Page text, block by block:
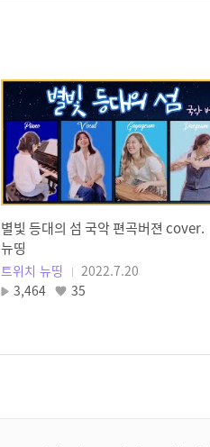
별빛 등대의 섬 국악 편곡버젼 cover.
뉴띵
트위치 뉴띵
2022.7.20
3,464
35